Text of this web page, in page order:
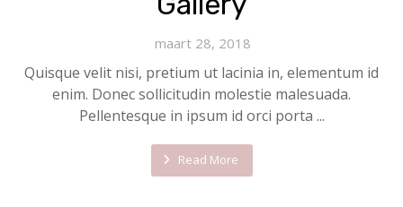
maart 28, 2018
Quisque velit nisi, pretium ut lacinia in, elementum id
enim. Donec sollicitudin molestie malesuada.
Pellentesque in ipsum id orci porta ...
Read More